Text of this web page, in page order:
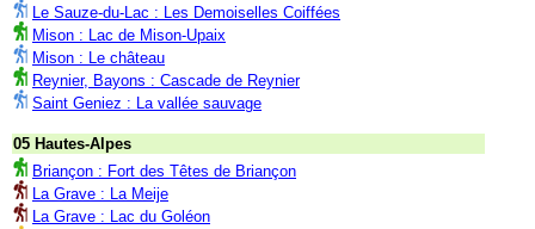
Le Sauze-du-Lac : Les Demoiselles Coiffées
Mison : Lac de Mison-Upaix
Mison : Le château
Reynier, Bayons : Cascade de Reynier
Saint Geniez : La vallée sauvage
05 Hautes-Alpes
Briançon : Fort des Têtes de Briançon
La Grave : La Meije
La Grave : Lac du Goléon